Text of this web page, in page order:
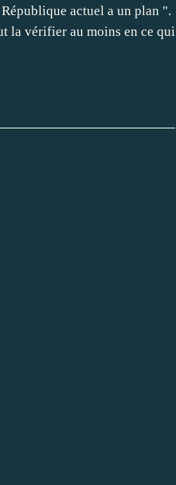
actuel a un plan ".
la vérifier au moins en ce qui